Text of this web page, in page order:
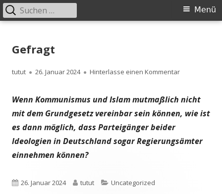
zum
Primäres
Menü
Suchen
nach:
Gefragt
Autor
tutut
Veröffentlicht
26. Januar 2024 Hinterlasse einen Kommentarzu Gefragt
Wenn Kommunismus und Islam mutmaßlich nicht
mit dem Grundgesetz vereinbar sein können, wie ist
es dann möglich, dass Parteigänger beider
Ideologien in Deutschland sogar Regierungsämter
einnehmen können?
Veröffentlicht
26. Januar 2024 Autor
tutut Kategorien
Uncategorized